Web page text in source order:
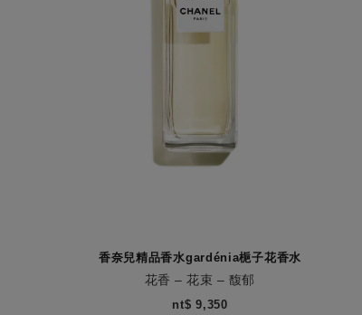
香奈兒精品香水gardénia梔子花香水
花香 – 花束 – 馥郁
nt$ 9,350